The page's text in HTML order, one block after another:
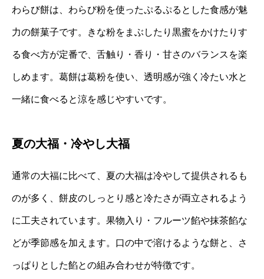
わらび餅は、わらび粉を使ったぷるぷるとした食感が魅
力の餅菓子です。きな粉をまぶしたり黒蜜をかけたりす
る食べ方が定番で、舌触り・香り・甘さのバランスを楽
しめます。葛餅は葛粉を使い、透明感が強く冷たい水と
一緒に食べると涼を感じやすいです。
夏の大福・冷やし大福
通常の大福に比べて、夏の大福は冷やして提供されるも
のが多く、餅皮のしっとり感と冷たさが両立されるよう
に工夫されています。果物入り・フルーツ餡や抹茶餡な
どが季節感を加えます。口の中で溶けるような餅と、さ
っぱりとした餡との組み合わせが特徴です。